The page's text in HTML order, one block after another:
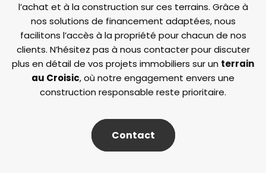
l’achat et à la construction sur ces terrains. Grâce à
nos solutions de financement adaptées, nous
facilitons l’accès à la propriété pour chacun de nos
clients. N’hésitez pas à nous contacter pour discuter
plus en détail de vos projets immobiliers sur un terrain
au Croisic, où notre engagement envers une
construction responsable reste prioritaire.
Contact